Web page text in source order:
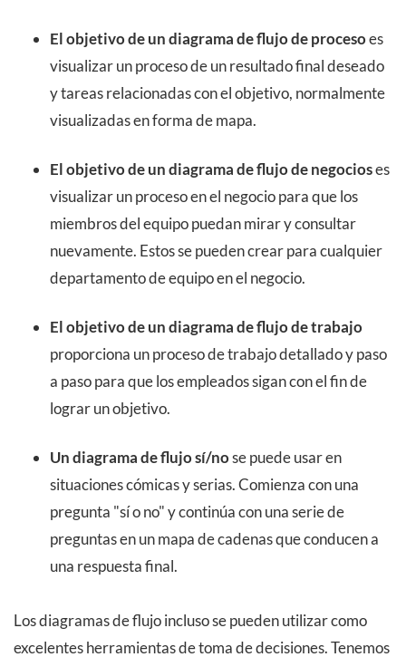
El objetivo de un diagrama de flujo de procesoes
visualizar un proceso de un resultado final deseado
y tareas relacionadas con el objetivo, normalmente
visualizadas en forma de mapa.
El objetivo de un diagrama de flujo de negocioses
visualizar un proceso en el negocio para que los
miembros del equipo puedan mirar y consultar
nuevamente. Estos se pueden crear para cualquier
departamento de equipo en el negocio.
El objetivo de un diagrama de flujo de trabajo
proporciona un proceso de trabajo detallado y paso
a paso para que los empleados sigan con el fin de
lograr un objetivo.
Un diagrama de flujo sí/nose puede usar en
situaciones cómicas y serias. Comienza con una
pregunta "sí o no" y continúa con una serie de
preguntas en un mapa de cadenas que conducen a
una respuesta final.
Los diagramas de flujo incluso se pueden utilizar como
excelentes herramientas de toma de decisiones. Tenemos